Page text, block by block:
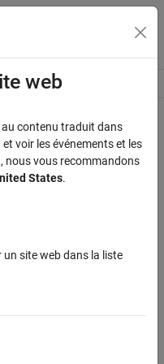
du menu
web
au contenu traduit dans
voir les événements et les
nous vous recommandons
States.
site web dans la liste